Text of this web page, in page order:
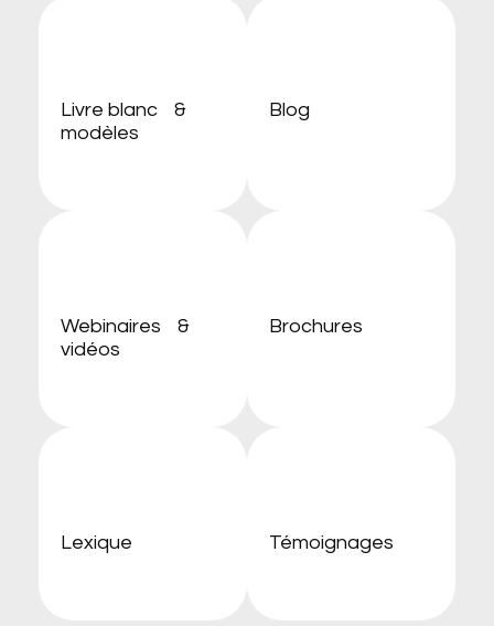
Livre blanc &
modèles
Blog
Webinaires &
vidéos
Brochures
Lexique Témoignages